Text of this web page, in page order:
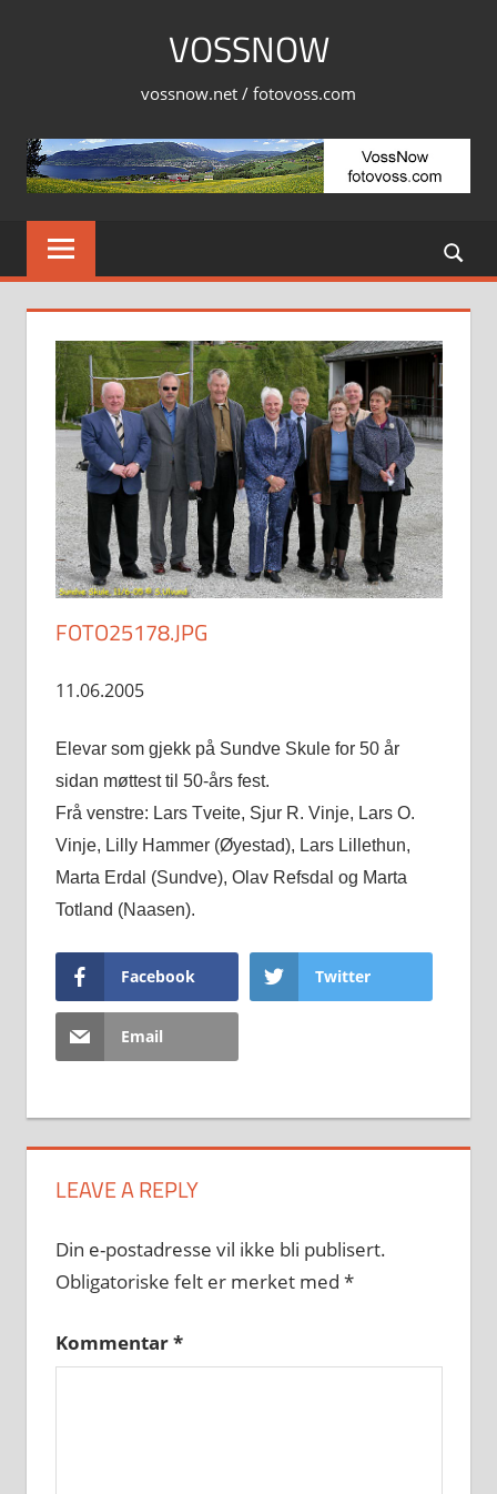
VOSSNOW
vossnow.net / fotovoss.com
FOTO25178.JPG
11.06.2005
Elevar som gjekk på Sundve Skule for 50 år
sidan møttest til 50-års fest.
Frå venstre: Lars Tveite, Sjur R. Vinje, Lars O.
Vinje, Lilly Hammer (Øyestad), Lars Lillethun,
Marta Erdal (Sundve), Olav Refsdal og Marta
Totland (Naasen).
Facebook Twitter
Email
LEAVE A REPLY
Din e-postadresse vil ikke bli publisert.
Obligatoriske felt er merket med *
Kommentar*